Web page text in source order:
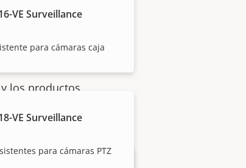
VE Surveillance
para cámaras caja
VE Surveillance
para cámaras PTZ
los productos